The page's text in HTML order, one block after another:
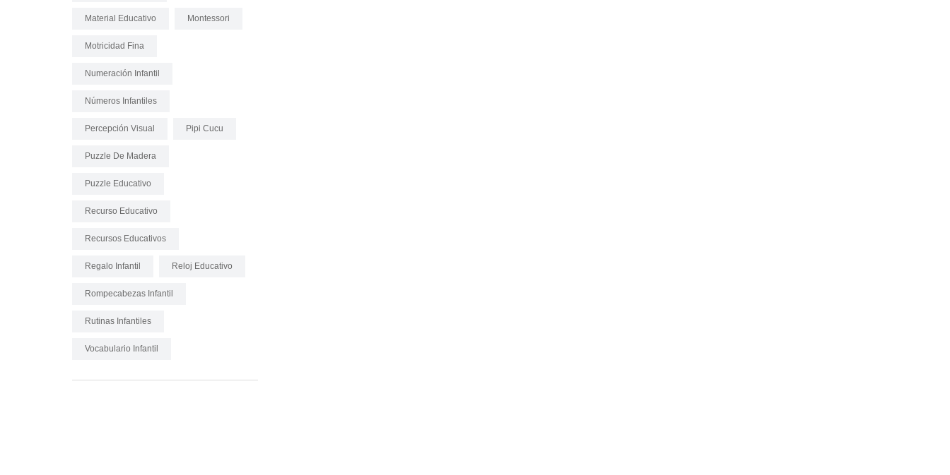
Material Educativo Montessori
Motricidad Fina
Numeración Infantil
Números Infantiles
Percepción Visual Pipi Cucu
Puzzle De Madera
Puzzle Educativo
Recurso Educativo
Recursos Educativos
Regalo Infantil Reloj Educativo
Rompecabezas Infantil
Rutinas Infantiles
Vocabulario Infantil